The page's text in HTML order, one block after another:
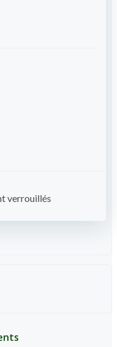
verrouillés